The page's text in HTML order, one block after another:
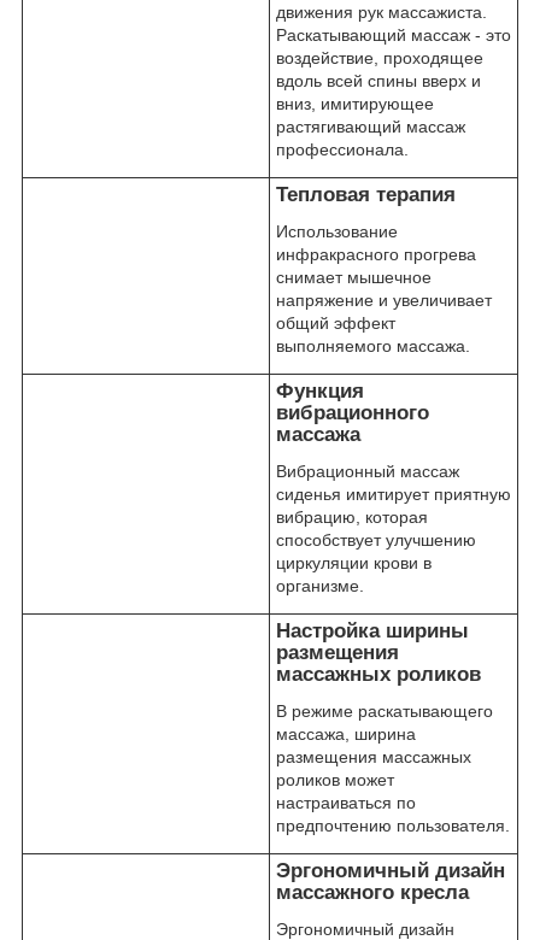
движения рук массажиста.
Раскатывающий массаж - это
воздействие, проходящее
вдоль всей спины вверх и
вниз, имитирующее
растягивающий массаж
профессионала.
Тепловая терапия
Использование
инфракрасного прогрева
снимает мышечное
напряжение и увеличивает
общий эффект
выполняемого массажа.
Функция
вибрационного
массажа
Вибрационный массаж
сиденья имитирует приятную
вибрацию, которая
способствует улучшению
циркуляции крови в
организме.
Настройка ширины
размещения
массажных роликов
В режиме раскатывающего
массажа, ширина
размещения массажных
роликов может
настраиваться по
предпочтению пользователя.
Эргономичный дизайн
массажного кресла
Эргономичный дизайн